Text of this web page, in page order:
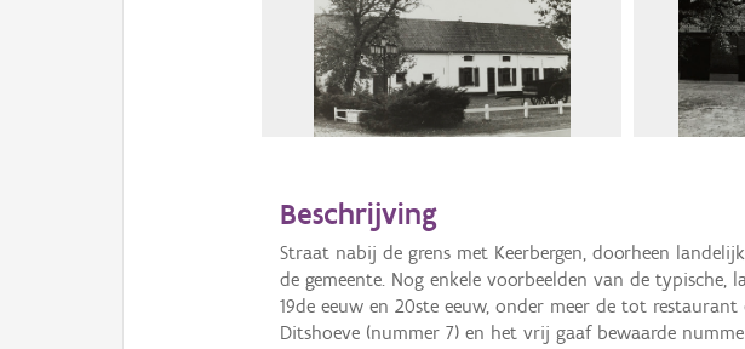
Beschrijving
Straat nabij de grens met Keerbergen, doorheen
de gemeente. Nog enkele voorbeelden van de typische,
19de eeuw en 20ste eeuw, onder meer de tot restaurant
Ditshoeve (nummer 7) en het vrij gaaf bewaarde